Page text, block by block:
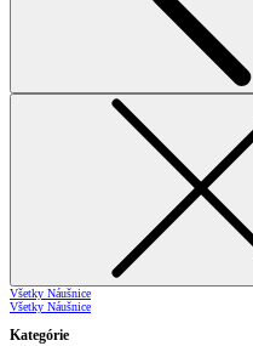
Všetky Náušnice
Všetky Náušnice
Kategórie